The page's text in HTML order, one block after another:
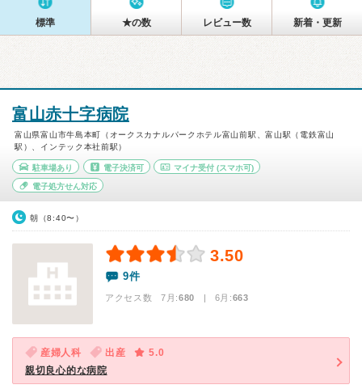
標準 ★の数 レビュー数 新着・更新
富山赤十字病院
富山県富山市牛島本町（オークスカナルパークホテル富山前駅、富山駅（電鉄富山
駅）、インテック本社前駅）
駐車場あり 電子決済可 マイナ受付 (スマホ可)
電子処方せん対応
朝（8:40〜）
3.50
9件
アクセス数 7月:680 | 6月:663
産婦人科 出産
5.0
親切良心的な病院